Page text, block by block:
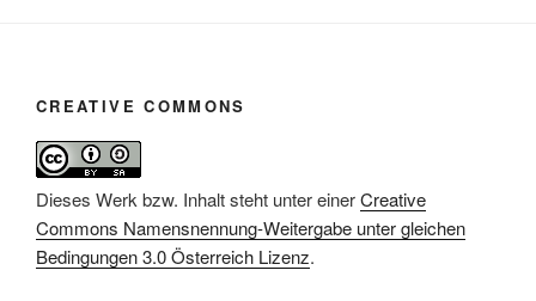
CREATIVE COMMONS
Dieses Werk bzw. Inhalt steht unter einerCreative
Commons Namensnennung-Weitergabe unter gleichen
Bedingungen 3.0 Österreich Lizenz.